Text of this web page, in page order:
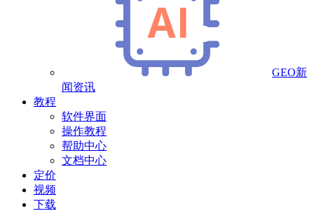
GEO新
闻资讯
教程
软件界面
操作教程
帮助中心
文档中心
定价
视频
下载